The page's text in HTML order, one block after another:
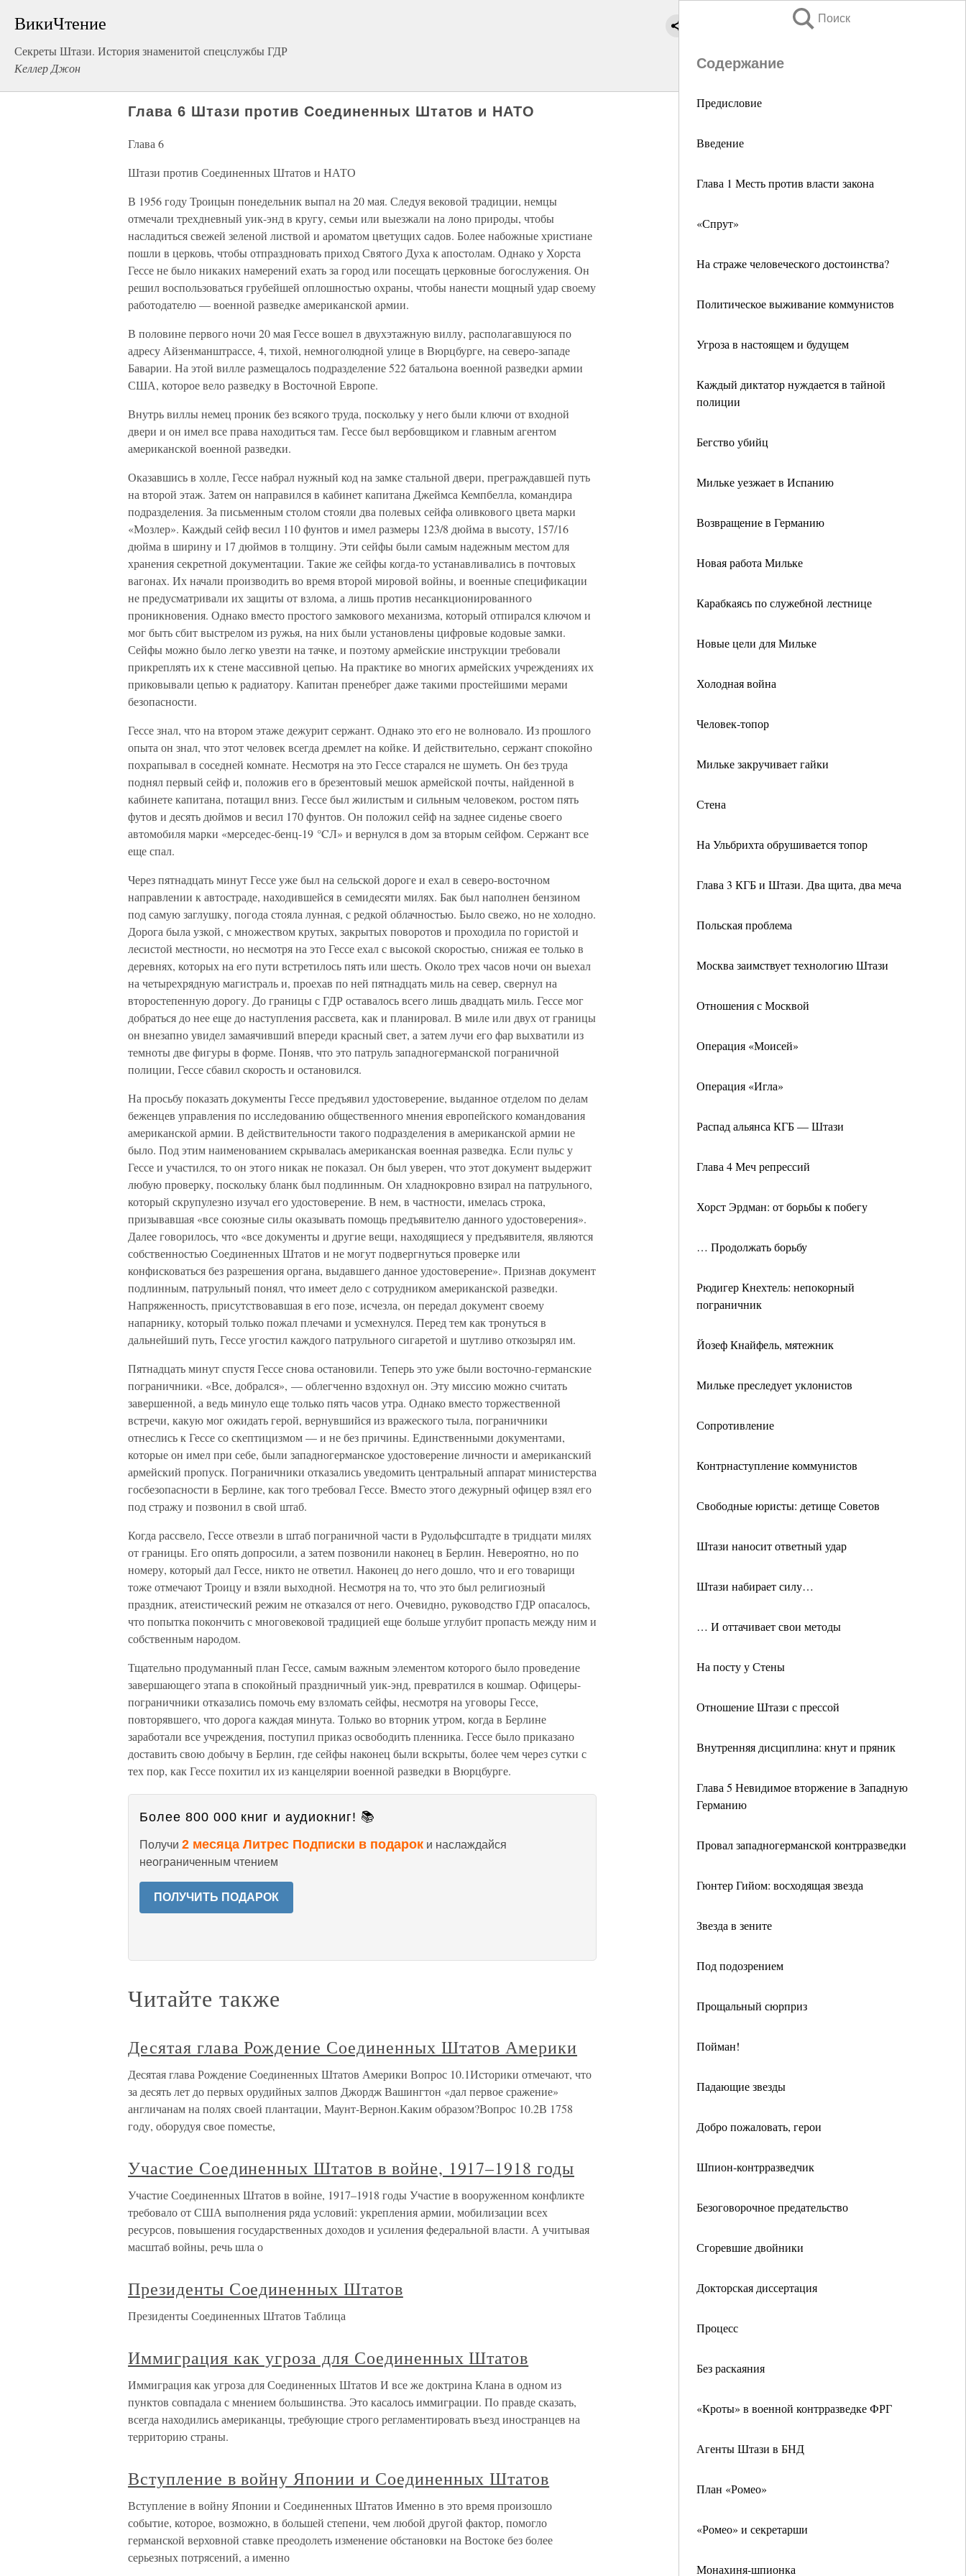
ВикиЧтение
Секреты Штази. История знаменитой спецслужбы ГДР
Келлер Джон
Поиск
Содержание
Предисловие
Введение
Глава 1 Месть против власти закона
«Спрут»
На страже человеческого достоинства?
Политическое выживание коммунистов
Угроза в настоящем и будущем
Каждый диктатор нуждается в тайной
полиции
Бегство убийц
Мильке уезжает в Испанию
Возвращение в Германию
Новая работа Мильке
Карабкаясь по служебной лестнице
Новые цели для Мильке
Холодная война
Человек-топор
Мильке закручивает гайки
Стена
На Ульбрихта обрушивается топор
Глава 3 КГБ и Штази. Два щита, два меча
Польская проблема
Москва заимствует технологию Штази
Отношения с Москвой
Операция «Моисей»
Операция «Игла»
Распад альянса КГБ — Штази
Глава 4 Меч репрессий
Хорст Эрдман: от борьбы к побегу
… Продолжать борьбу
Рюдигер Кнехтель: непокорный
пограничник
Йозеф Кнайфель, мятежник
Мильке преследует уклонистов
Сопротивление
Контрнаступление коммунистов
Свободные юристы: детище Советов
Штази наносит ответный удар
Штази набирает силу…
… И оттачивает свои методы
На посту у Стены
Отношение Штази с прессой
Внутренняя дисциплина: кнут и пряник
Глава 5 Невидимое вторжение в Западную
Германию
Провал западногерманской контрразведки
Гюнтер Гийом: восходящая звезда
Звезда в зените
Под подозрением
Прощальный сюрприз
Пойман!
Падающие звезды
Добро пожаловать, герои
Шпион-контрразведчик
Безоговорочное предательство
Сгоревшие двойники
Докторская диссертация
Процесс
Без раскаяния
«Кроты» в военной контрразведке ФРГ
Агенты Штази в БНД
План «Ромео»
«Ромео» и секретарши
Монахиня-шпионка
Глава 6 Штази против Соединенных Штатов и НАТО
Глава 6
Штази против Соединенных Штатов и НАТО
В 1956 году Троицын понедельник выпал на 20 мая. Следуя вековой традиции, немцы
отмечали трехдневный уик-энд в кругу, семьи или выезжали на лоно природы, чтобы
насладиться свежей зеленой листвой и ароматом цветущих садов. Более набожные христиане
пошли в церковь, чтобы отпраздновать приход Святого Духа к апостолам. Однако у Хорста
Гессе не было никаких намерений ехать за город или посещать церковные богослужения. Он
решил воспользоваться грубейшей оплошностью охраны, чтобы нанести мощный удар своему
работодателю — военной разведке американской армии.
В половине первого ночи 20 мая Гессе вошел в двухэтажную виллу, располагавшуюся по
адресу Айзенманштрассе, 4, тихой, немноголюдной улице в Вюрцбурге, на северо-западе
Баварии. На этой вилле размещалось подразделение 522 батальона военной разведки армии
США, которое вело разведку в Восточной Европе.
Внутрь виллы немец проник без всякого труда, поскольку у него были ключи от входной
двери и он имел все права находиться там. Гессе был вербовщиком и главным агентом
американской военной разведки.
Оказавшись в холле, Гессе набрал нужный код на замке стальной двери, преграждавшей путь
на второй этаж. Затем он направился в кабинет капитана Джеймса Кемпбелла, командира
подразделения. За письменным столом стояли два полевых сейфа оливкового цвета марки
«Мозлер». Каждый сейф весил 110 фунтов и имел размеры 123/8 дюйма в высоту, 157/16
дюйма в ширину и 17 дюймов в толщину. Эти сейфы были самым надежным местом для
хранения секретной документации. Такие же сейфы когда-то устанавливались в почтовых
вагонах. Их начали производить во время второй мировой войны, и военные спецификации
не предусматривали их защиты от взлома, а лишь против несанкционированного
проникновения. Однако вместо простого замкового механизма, который отпирался ключом и
мог быть сбит выстрелом из ружья, на них были установлены цифровые кодовые замки.
Сейфы можно было легко увезти на тачке, и поэтому армейские инструкции требовали
прикреплять их к стене массивной цепью. На практике во многих армейских учреждениях их
приковывали цепью к радиатору. Капитан пренебрег даже такими простейшими мерами
безопасности.
Гессе знал, что на втором этаже дежурит сержант. Однако это его не волновало. Из прошлого
опыта он знал, что этот человек всегда дремлет на койке. И действительно, сержант спокойно
похрапывал в соседней комнате. Несмотря на это Гессе старался не шуметь. Он без труда
поднял первый сейф и, положив его в брезентовый мешок армейской почты, найденной в
кабинете капитана, потащил вниз. Гессе был жилистым и сильным человеком, ростом пять
футов и десять дюймов и весил 170 фунтов. Он положил сейф на заднее сиденье своего
автомобиля марки «мерседес-бенц-19 °CЛ» и вернулся в дом за вторым сейфом. Сержант все
еще спал.
Через пятнадцать минут Гессе уже был на сельской дороге и ехал в северо-восточном
направлении к автостраде, находившейся в семидесяти милях. Бак был наполнен бензином
под самую заглушку, погода стояла лунная, с редкой облачностью. Было свежо, но не холодно.
Дорога была узкой, с множеством крутых, закрытых поворотов и проходила по гористой и
лесистой местности, но несмотря на это Гессе ехал с высокой скоростью, снижая ее только в
деревнях, которых на его пути встретилось пять или шесть. Около трех часов ночи он выехал
на четырехрядную магистраль и, проехав по ней пятнадцать миль на север, свернул на
второстепенную дорогу. До границы с ГДР оставалось всего лишь двадцать миль. Гессе мог
добраться до нее еще до наступления рассвета, как и планировал. В миле или двух от границы
он внезапно увидел замаячивший впереди красный свет, а затем лучи его фар выхватили из
темноты две фигуры в форме. Поняв, что это патруль западногерманской пограничной
полиции, Гессе сбавил скорость и остановился.
На просьбу показать документы Гессе предъявил удостоверение, выданное отделом по делам
беженцев управления по исследованию общественного мнения европейского командования
американской армии. В действительности такого подразделения в американской армии не
было. Под этим наименованием скрывалась американская военная разведка. Если пульс у
Гессе и участился, то он этого никак не показал. Он был уверен, что этот документ выдержит
любую проверку, поскольку бланк был подлинным. Он хладнокровно взирал на патрульного,
который скрупулезно изучал его удостоверение. В нем, в частности, имелась строка,
призывавшая «все союзные силы оказывать помощь предъявителю данного удостоверения».
Далее говорилось, что «все документы и другие вещи, находящиеся у предъявителя, являются
собственностью Соединенных Штатов и не могут подвергнуться проверке или
конфисковаться без разрешения органа, выдавшего данное удостоверение». Признав документ
подлинным, патрульный понял, что имеет дело с сотрудником американской разведки.
Напряженность, присутствовавшая в его позе, исчезла, он передал документ своему
напарнику, который только пожал плечами и усмехнулся. Перед тем как тронуться в
дальнейший путь, Гессе угостил каждого патрульного сигаретой и шутливо откозырял им.
Пятнадцать минут спустя Гессе снова остановили. Теперь это уже были восточно-германские
пограничники. «Все, добрался», — облегченно вздохнул он. Эту миссию можно считать
завершенной, а ведь минуло еще только пять часов утра. Однако вместо торжественной
встречи, какую мог ожидать герой, вернувшийся из вражеского тыла, пограничники
отнеслись к Гессе со скептицизмом — и не без причины. Единственными документами,
которые он имел при себе, были западногерманское удостоверение личности и американский
армейский пропуск. Пограничники отказались уведомить центральный аппарат министерства
госбезопасности в Берлине, как того требовал Гессе. Вместо этого дежурный офицер взял его
под стражу и позвонил в свой штаб.
Когда рассвело, Гессе отвезли в штаб пограничной части в Рудольфсштадте в тридцати милях
от границы. Его опять допросили, а затем позвонили наконец в Берлин. Невероятно, но по
номеру, который дал Гессе, никто не ответил. Наконец до него дошло, что и его товарищи
тоже отмечают Троицу и взяли выходной. Несмотря на то, что это был религиозный
праздник, атеистический режим не отказался от него. Очевидно, руководство ГДР опасалось,
что попытка покончить с многовековой традицией еще больше углубит пропасть между ним и
собственным народом.
Тщательно продуманный план Гессе, самым важным элементом которого было проведение
завершающего этапа в спокойный праздничный уик-энд, превратился в кошмар. Офицеры-
пограничники отказались помочь ему взломать сейфы, несмотря на уговоры Гессе,
повторявшего, что дорога каждая минута. Только во вторник утром, когда в Берлине
заработали все учреждения, поступил приказ освободить пленника. Гессе было приказано
доставить свою добычу в Берлин, где сейфы наконец были вскрыты, более чем через сутки с
тех пор, как Гессе похитил их из канцелярии военной разведки в Вюрцбурге.
Более 800 000 книг и аудиокниг! 📚
Получи 2 месяца Литрес Подписки в подарок и наслаждайся
неограниченным чтением
ПОЛУЧИТЬ ПОДАРОК
Читайте также
Десятая глава Рождение Соединенных Штатов Америки
Десятая глава Рождение Соединенных Штатов Америки Вопрос 10.1Историки отмечают, что
за десять лет до первых орудийных залпов Джордж Вашингтон «дал первое сражение»
англичанам на полях своей плантации, Маунт-Вернон.Каким образом?Вопрос 10.2В 1758
году, оборудуя свое поместье,
Участие Соединенных Штатов в войне, 1917–1918 годы
Участие Соединенных Штатов в войне, 1917–1918 годы Участие в вооруженном конфликте
требовало от США выполнения ряда условий: укрепления армии, мобилизации всех
ресурсов, повышения государственных доходов и усиления федеральной власти. А учитывая
масштаб войны, речь шла о
Президенты Соединенных Штатов
Президенты Соединенных Штатов Таблица
Иммиграция как угроза для Соединенных Штатов
Иммиграция как угроза для Соединенных Штатов И все же доктрина Клана в одном из
пунктов совпадала с мнением большинства. Это касалось иммиграции. По правде сказать,
всегда находились американцы, требующие строго регламентировать въезд иностранцев на
территорию страны.
Вступление в войну Японии и Соединенных Штатов
Вступление в войну Японии и Соединенных Штатов Именно в это время произошло
событие, которое, возможно, в большей степени, чем любой другой фактор, помогло
германской верховной ставке преодолеть изменение обстановки на Востоке без более
серьезных потрясений, а именно